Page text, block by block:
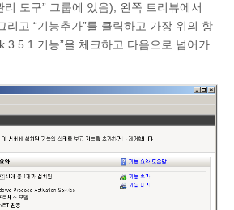
리 도구” 그룹에 있음), 왼쪽 트리뷰에서
리고 “기능추가”를 클릭하고 가장 위의 항
3.5.1 기능”을 체크하고 다음으로 넘어가